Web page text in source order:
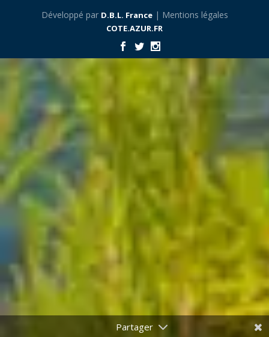
Développé par D.B.L. France| Mentions légales
COTE.AZUR.FR